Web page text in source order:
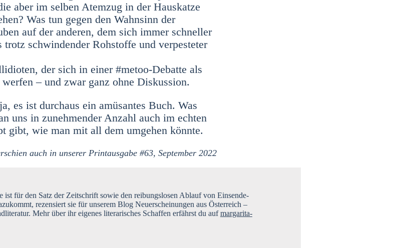
aber im sel­ben Atem­zug in der Haus­kat­ze
Was tun gegen den Wahn­sinn der
auf der ande­ren, dem sich immer schnel­ler
schwin­den­der Roh­stof­fe und ver­pes­te­ter
der sich in einer #metoo-Debat­te als
– und zwar ganz ohne Dis­kus­si­on.
es ist durch­aus ein amü­san­tes Buch. Was
uns in zuneh­men­der Anzahl auch im ech­ten
gibt, wie man mit all dem umge­hen könn­te.
auch in unse­rer Print­aus­ga­be #63, Sep­tem­ber 2022
ist für den Satz der Zeit­schrift sowie den rei­bungs­lo­sen Ablauf von Ein­sen­de­
rezen­siert sie für unse­rem Blog Neu­erschei­nun­gen aus Öster­reich –
Mehr über ihr eige­nes lite­ra­ri­sches Schaf­fen erfährst du aufmargarita-